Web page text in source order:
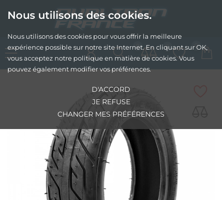
Nous utilisons des cookies.
Nous utilisons des cookies pour vous offrir la meilleure
expérience possible sur notre site Internet. En cliquant sur OK,
vous acceptez notre politique en matière de cookies. Vous
pouvez également modifier vos préférences.
D'ACCORD
JE REFUSE
CHANGER MES PRÉFÉRENCES
0 0 0